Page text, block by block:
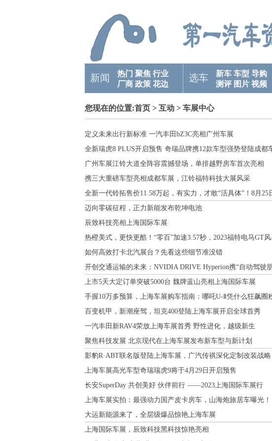
新闻 热门 聚焦 行业
厂商 政策 花边
选车 新车 车型 导购
测评 图片 视频
您现在的位置:首页 > 互动 > 车展中心
定义未来出行新标准 一汽丰田bZ3C亮相广州车展
全新瑞虎8 PLUS开启预售 奇瑞品牌携12款车型强势登陆成都
广州车展江铃大道全阵容震撼登场，单排越野房车首次亮相
携三大重磅车型亮相成都车展，江铃福特科技大展风采
全新一代铃拓售价11.58万起，有实力，才敢“活具体”！8月
迈向零碳征程，正力新能发布乾坤电池
辰致科技亮相上海国际车展
热橙美式，更快更酷！“零百”加速3.57秒，2023福特电马GT
如何高效打卡北汽展台？先看这些细节准没错
开创交通运输的未来：NVIDIA DRIVE Hyperion携“自动驾驶
上市5天大定订单突破5000台 魏牌蓝山亮相上海国际车展
手握10万多预算，上海车展购车指南：哪吒U-Ⅱ凭什么狂飙圈
百变机甲，新潮座驾，坦克400登陆上海车展开启全球首秀
一汽丰田新RAV4荣放上海车展首秀 野性进化，越级新生
聚焦科技发展 北京现代在上海车展发布新车型与新计划
影豹R·ABT联名版登陆上海车展，广汽传祺深化定制改装战略
上海车展高光车型奇瑞瑞虎9将于4月29日开启预售
长安SuperDay 共创美好 伙伴前行 ——2023上海国际车展行
上海车展实拍：最强动力国产皮卡房车，山海炮旅居车曝光！
大运新能源来了，全层级爆品惊艳上海车展
上海国际车展，辰致科技黑科技惊艳亮相